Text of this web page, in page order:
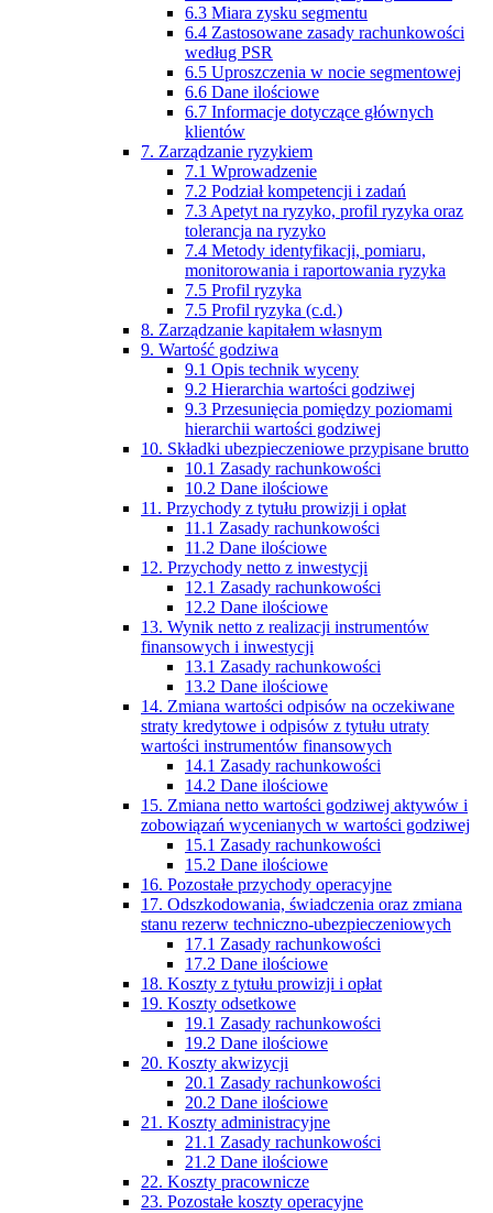
6.3 Miara zysku segmentu
6.4 Zastosowane zasady rachunkowości
według PSR
6.5 Uproszczenia w nocie segmentowej
6.6 Dane ilościowe
6.7 Informacje dotyczące głównych
klientów
7. Zarządzanie ryzykiem
7.1 Wprowadzenie
7.2 Podział kompetencji i zadań
7.3 Apetyt na ryzyko, profil ryzyka oraz
tolerancja na ryzyko
7.4 Metody identyfikacji, pomiaru,
monitorowania i raportowania ryzyka
7.5 Profil ryzyka
7.5 Profil ryzyka (c.d.)
8. Zarządzanie kapitałem własnym
9. Wartość godziwa
9.1 Opis technik wyceny
9.2 Hierarchia wartości godziwej
9.3 Przesunięcia pomiędzy poziomami
hierarchii wartości godziwej
10. Składki ubezpieczeniowe przypisane brutto
10.1 Zasady rachunkowości
10.2 Dane ilościowe
11. Przychody z tytułu prowizji i opłat
11.1 Zasady rachunkowości
11.2 Dane ilościowe
12. Przychody netto z inwestycji
12.1 Zasady rachunkowości
12.2 Dane ilościowe
13. Wynik netto z realizacji instrumentów
finansowych i inwestycji
13.1 Zasady rachunkowości
13.2 Dane ilościowe
14. Zmiana wartości odpisów na oczekiwane
straty kredytowe i odpisów z tytułu utraty
wartości instrumentów finansowych
14.1 Zasady rachunkowości
14.2 Dane ilościowe
15. Zmiana netto wartości godziwej aktywów i
zobowiązań wycenianych w wartości godziwej
15.1 Zasady rachunkowości
15.2 Dane ilościowe
16. Pozostałe przychody operacyjne
17. Odszkodowania, świadczenia oraz zmiana
stanu rezerw techniczno-ubezpieczeniowych
17.1 Zasady rachunkowości
17.2 Dane ilościowe
18. Koszty z tytułu prowizji i opłat
19. Koszty odsetkowe
19.1 Zasady rachunkowości
19.2 Dane ilościowe
20. Koszty akwizycji
20.1 Zasady rachunkowości
20.2 Dane ilościowe
21. Koszty administracyjne
21.1 Zasady rachunkowości
21.2 Dane ilościowe
22. Koszty pracownicze
23. Pozostałe koszty operacyjne